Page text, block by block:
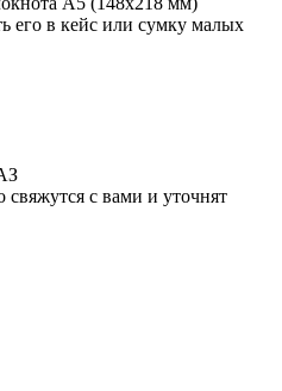
его в кейс или сумку малых
с вами и уточнят